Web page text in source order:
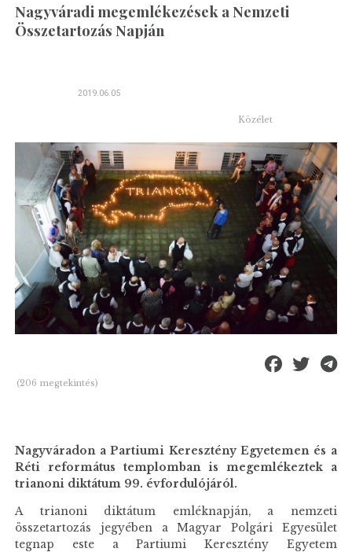
Nagyváradi megemlékezések a Nemzeti
Összetartozás Napján
2019.06.05
Közélet
(206 megtekintés)
Nagyváradon a Partiumi Keresztény Egyetemen és a
Réti református templomban is megemlékeztek a
trianoni diktátum 99. évfordulójáról.
A trianoni diktátum emléknapján, a nemzeti
összetartozás jegyében a Magyar Polgári Egyesület
tegnap este a Partiumi Keresztény Egyetem